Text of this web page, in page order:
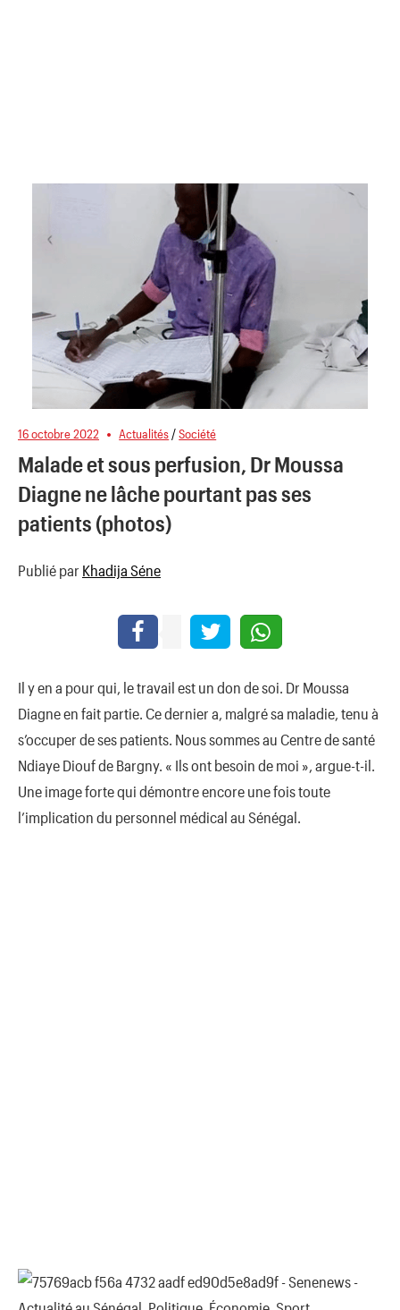
16 octobre 2022 Actualités /Société
Malade et sous perfusion, Dr Moussa
Diagne ne lâche pourtant pas ses
patients (photos)
Publié par Khadija Séne
Il y en a pour qui, le travail est un don de soi. Dr Moussa
Diagne en fait partie. Ce dernier a, malgré sa maladie, tenu à
s’occuper de ses patients. Nous sommes au Centre de santé
Ndiaye Diouf de Bargny. « Ils ont besoin de moi », argue-t-il.
Une image forte qui démontre encore une fois toute
l’implication du personnel médical au Sénégal.